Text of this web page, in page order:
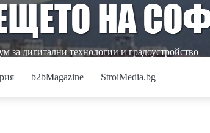
за дигитални технологии и градоустройство
b2bMagazine StroiMedia.bg